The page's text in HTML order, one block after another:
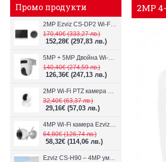
Промо продукти
2MP Ezviz CS-DP2 Wi-Fi видеодомофон
170,40€(333,27 лв.)
152,28€ (297,83 лв.)
5MP + 5MP Двойна Wi-Fi IP камера с два обектива Ezviz CS-H9c
140,40€(274,59 лв.)
126,36€ (247,13 лв.)
2MP Wi-Fi PTZ камерa с микрофон и говорител Ezviz CS-TY1
32,40€(63,37 лв.)
29,16€ (57,03 лв.)
4MP Wi-Fi камерa Ezviz CS-H3c с микрофон и говорител
64,80€(126,74 лв.)
58,32€ (114,06 лв.)
Ezviz CS-H90 – 4MP умна Wi-Fi камера, два обектива и цветен нощен
2MP